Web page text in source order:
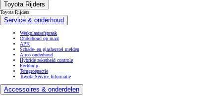
Toyota Rijders
Toyota Rijders
Service & onderhoud
Werkplaatsafspraak
Onderhoud op maat
APK
Schade- en glasherstel melden
Airco onderhoud
Hybride zekerheid controle
Pechhulp
Terugroepactie
Toyota Service Informatie
Accessoires & onderdelen